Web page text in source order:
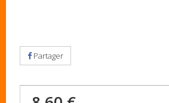
Partager